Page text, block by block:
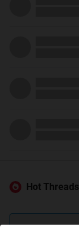
Hot Threads